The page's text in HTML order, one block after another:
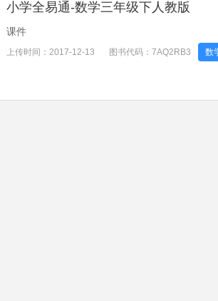
小学全易通-数学三年级下人教版
课件
上传时间： 2017-12-13 图书代码： 7AQ2RB3 数